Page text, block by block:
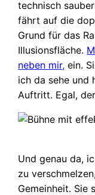
technisch
fährt auf die
Grund für das
Illusionsfläche.
neben mir, ein.
ich da sehe und
Auftritt. Egal,
Und genau da,
zu
Gemeinheit. Sie